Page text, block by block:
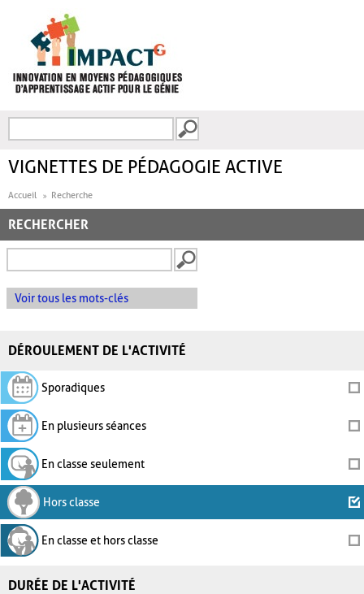
FORMULAIRE DE
VIGNETTES DE PÉDAGOGIE ACTIVE
Accueil Recherche
RECHERCHER
Voir tous les mots-clés
DÉROULEMENT DE L'ACTIVITÉ
Sporadiques
En plusieurs séances
En classe seulement
Hors classe
En classe et hors classe
DURÉE DE L'ACTIVITÉ